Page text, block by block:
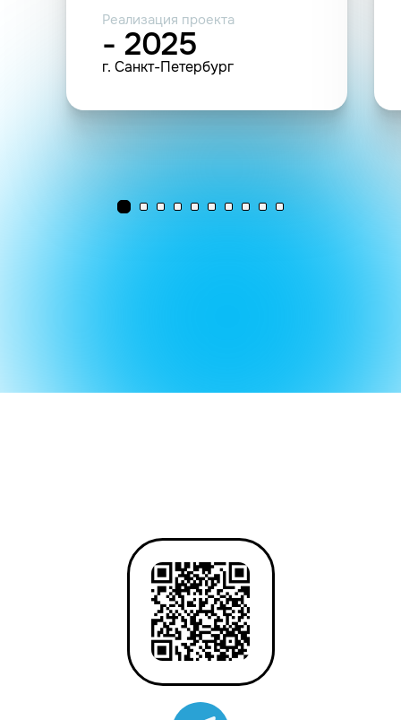
Реализация проекта
- 2025
г. Санкт-Петербург